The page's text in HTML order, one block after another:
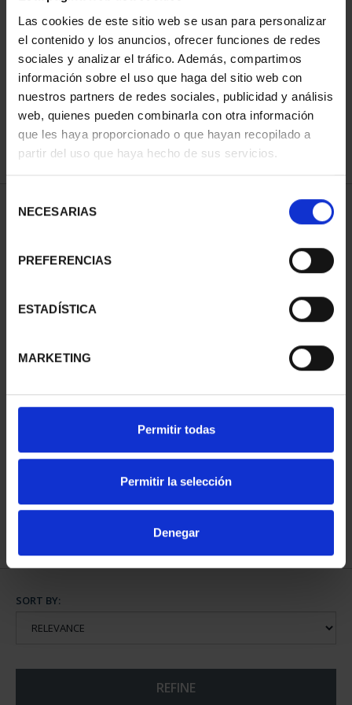
Las cookies de este sitio web se usan para personalizar
el contenido y los anuncios, ofrecer funciones de redes
sociales y analizar el tráfico. Además, compartimos
información sobre el uso que haga del sitio web con
nuestros partners de redes sociales, publicidad y análisis
web, quienes pueden combinarla con otra información
que les haya proporcionado o que hayan recopilado a
partir del uso que haya hecho de sus servicios.
NECESARIAS
PREFERENCIAS
ESTADÍSTICA
MARKETING
Permitir todas
Permitir la selección
Denegar
SORT BY:
REFINE
2 Products found
VELÁZQUEZ (2024) FULL
SET
(2024) SILVER SET
€1,069.00
SORT BY:
REFINE